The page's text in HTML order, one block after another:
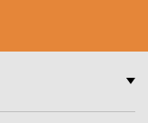
ogrodzenia w
miejscach gdzie
izolator,
itp.)